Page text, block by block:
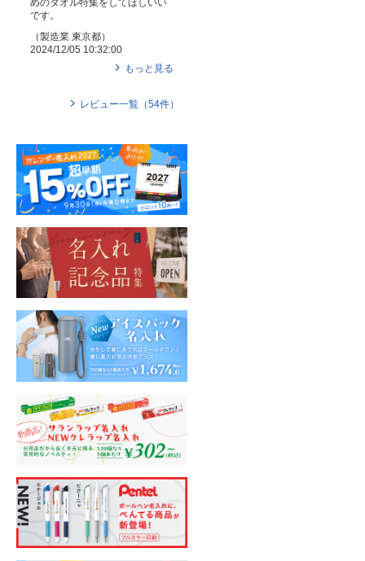
です。
（製造業 東京都）
2024/12/05 10:32:00
もっと見る
レビュー一覧（54件）